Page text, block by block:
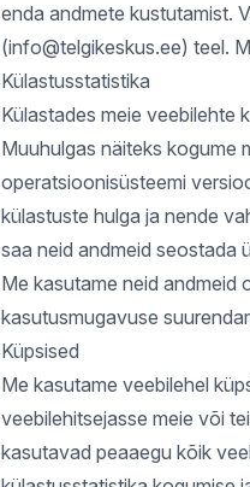
enda andmete kustutamist.
(info@telgikeskus.ee) teel.
Külastusstatistika
Külastades meie veebilehte
Muuhulgas näiteks kogume
operatsioonisüsteemi
külastuste hulga ja nende
saa neid andmeid seostada
Me kasutame neid andmeid
kasutusmugavuse
Küpsised
Me kasutame veebilehel
veebilehitsejasse meie või
kasutavad peaaegu kõik